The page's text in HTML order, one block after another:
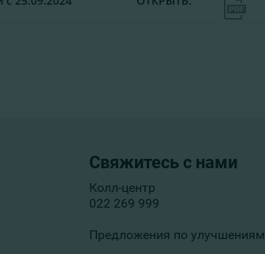
Свяжитесь с нами
Колл-центр
022 269 999
Предложения по улучшениям